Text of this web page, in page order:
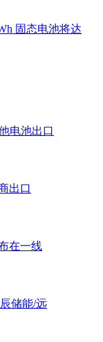
固态电池将达
电池出口
出口
在一线
储能/远